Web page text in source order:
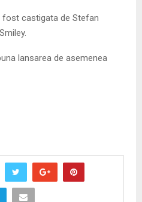
fost castigata de Stefan
lansarea de asemenea